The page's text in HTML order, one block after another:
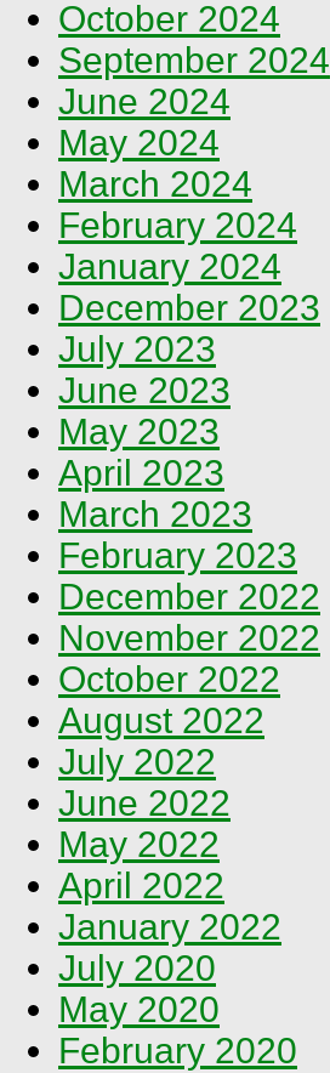
October 2024
September 2024
June 2024
May 2024
March 2024
February 2024
January 2024
December 2023
July 2023
June 2023
May 2023
April 2023
March 2023
February 2023
December 2022
November 2022
October 2022
August 2022
July 2022
June 2022
May 2022
April 2022
January 2022
July 2020
May 2020
February 2020